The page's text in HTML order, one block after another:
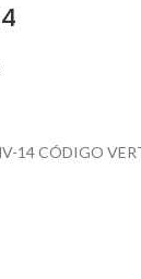
14 CÓDIGO